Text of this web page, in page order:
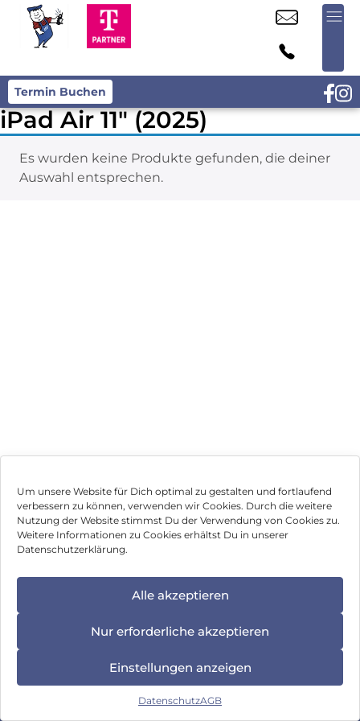
Um unsere Website für Dich optimal zu gestalten und fortlaufend
verbessern zu können, verwenden wir Cookies. Durch die weitere
Nutzung der Website stimmst Du der Verwendung von Cookies zu.
Weitere Informationen zu Cookies erhältst Du in unserer
Datenschutzerklärung.
Alle akzeptieren
Nur erforderliche akzeptieren
Einstellungen anzeigen
DatenschutzAGB
Termin Buchen
iPad Air 11" (2025)
Es wurden keine Produkte gefunden, die deiner
Auswahl entsprechen.
Impressum
Hinweis zur Batterieentsorgung
Newsletter
, Brodos AG – All Rights Reserved.